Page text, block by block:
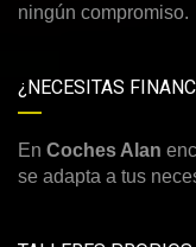
ningún compromiso.
¿NECESITAS
En Coches Alan
se adapta a tus